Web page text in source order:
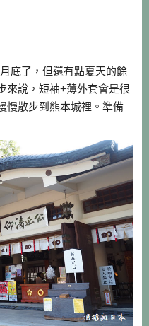
底了，但還有點夏天的餘
來說，短袖+薄外套會是很
慢散步到熊本城裡。準備